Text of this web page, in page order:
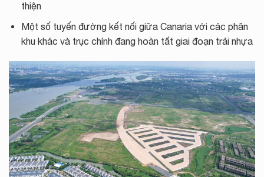
thiện
Một số tuyến đường kết nối giữa Canaria với các phân
khu khác và trục chính đang hoàn tất giai đoạn trải nhựa